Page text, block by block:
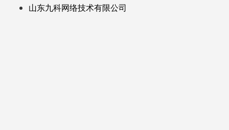
山东九科网络技术有限公司